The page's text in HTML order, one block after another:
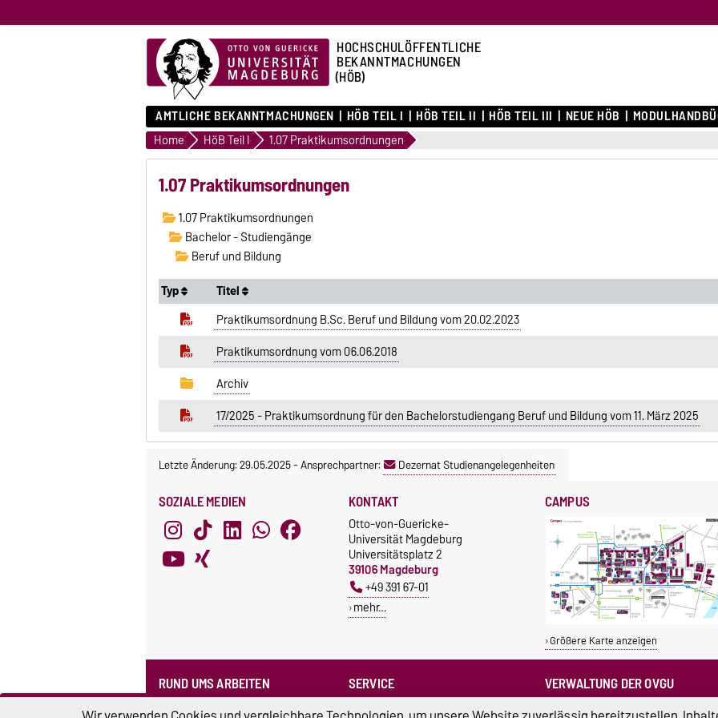
HOCHSCHULÖFFENTLICHE
BEKANNTMACHUNGEN
(HÖB)
AMTLICHE BEKANNTMACHUNGEN HÖB TEIL I HÖB TEIL II HÖB TEIL III NEUE HÖB
Home HöB Teil I 1.07 Praktikumsordnungen
1.07 Praktikumsordnungen
1.07 Praktikumsordnungen
Bachelor - Studiengänge
Beruf und Bildung
Typ
Titel
Praktikumsordnung B.Sc. Beruf und Bildung vom 20.02.2023
Praktikumsordnung vom 06.06.2018
Archiv
17/2025 - Praktikumsordnung für den Bachelorstudiengang Beruf und Bildung vom 11. März 2025
Letzte Änderung: 29.05.2025-Ansprechpartner: Dezernat Studienangelegenheiten
SOZIALE MEDIEN KONTAKT
Otto-von-Guericke-
Universität Magdeburg
Universitätsplatz 2
39106 Magdeburg
+49 391 67-01
mehr…
CAMPUS
Größere Karte anzeigen
RUND UMS ARBEITEN
Formularpool
SERVICE
Notrufnummern der Universität
VERWALTUNG DER OVGU
Kanzlerin